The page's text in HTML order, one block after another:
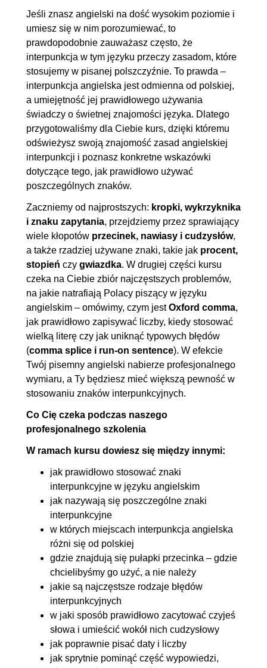
symbole matematyczne,
małpa, kratka i podłoga
2.8. Pisownia wielką i małą
literą
00:05:34
3. Zagwozdki interpunkcyjne 00:12:34
3.1. Zapis dat
00:00:42
3.2. Skróty
3.3. Dzielenie wyrazów
00:01:56
3.4. Zapis dziesiętny i
oddzielanie tysięcy
3.5. Comma splice i fused
sentence
00:01:29
3.6. Oxford comma 00:04:10
Jeśli znasz angielski na dość wysokim poziomie i
umiesz się w nim porozumiewać, to
prawdopodobnie zauważasz często, że
interpunkcja w tym języku przeczy zasadom, które
stosujemy w pisanej polszczyźnie. To prawda –
interpunkcja angielska jest odmienna od polskiej,
a umiejętność jej prawidłowego używania
świadczy o świetnej znajomości języka. Dlatego
przygotowaliśmy dla Ciebie kurs, dzięki któremu
odświeżysz swoją znajomość zasad angielskiej
interpunkcji i poznasz konkretne wskazówki
dotyczące tego, jak prawidłowo używać
poszczególnych znaków.
Zaczniemy od najprostszych: kropki, wykrzyknika
i znaku zapytania, przejdziemy przez sprawiający
wiele kłopotów przecinek, nawiasy i cudzysłów,
a także rzadziej używane znaki, takie jak procent,
stopień czy gwiazdka. W drugiej części kursu
czeka na Ciebie zbiór najczęstszych problemów,
na jakie natrafiają Polacy piszący w języku
angielskim – omówimy, czym jestOxford comma,
jak prawidłowo zapisywać liczby, kiedy stosować
wielką literę czy jak uniknąć typowych błędów
(comma splice i run-on sentence). W efekcie
Twój pisemny angielski nabierze profesjonalnego
wymiaru, a Ty będziesz mieć większą pewność w
stosowaniu znaków interpunkcyjnych.
Co Cię czeka podczas naszego
profesjonalnego szkolenia
W ramach kursu dowiesz się między innymi:
jak prawidłowo stosować znaki
interpunkcyjne w języku angielskim
jak nazywają się poszczególne znaki
interpunkcyjne
w których miejscach interpunkcja angielska
różni się od polskiej
gdzie znajdują się pułapki przecinka – gdzie
chcielibyśmy go użyć, a nie należy
jakie są najczęstsze rodzaje błędów
interpunkcyjnych
w jaki sposób prawidłowo zacytować czyjeś
słowa i umieścić wokół nich cudzysłowy
jak poprawnie pisać daty i liczby
jak sprytnie pominąć część wypowiedzi,